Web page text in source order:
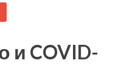
и COVID-